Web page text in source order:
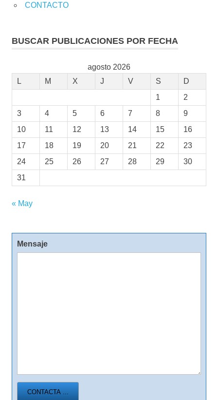
CONTACTO
BUSCAR PUBLICACIONES POR FECHA
agosto 2026
L
M X J V S
D
1
2
3
4 5 6 7 8
9
10
11 12 13 14 15
16
17
18 19 20 21 22
23
24
25 26 27 28 29
30
31
« May
Mensaje
CONTACTA ...